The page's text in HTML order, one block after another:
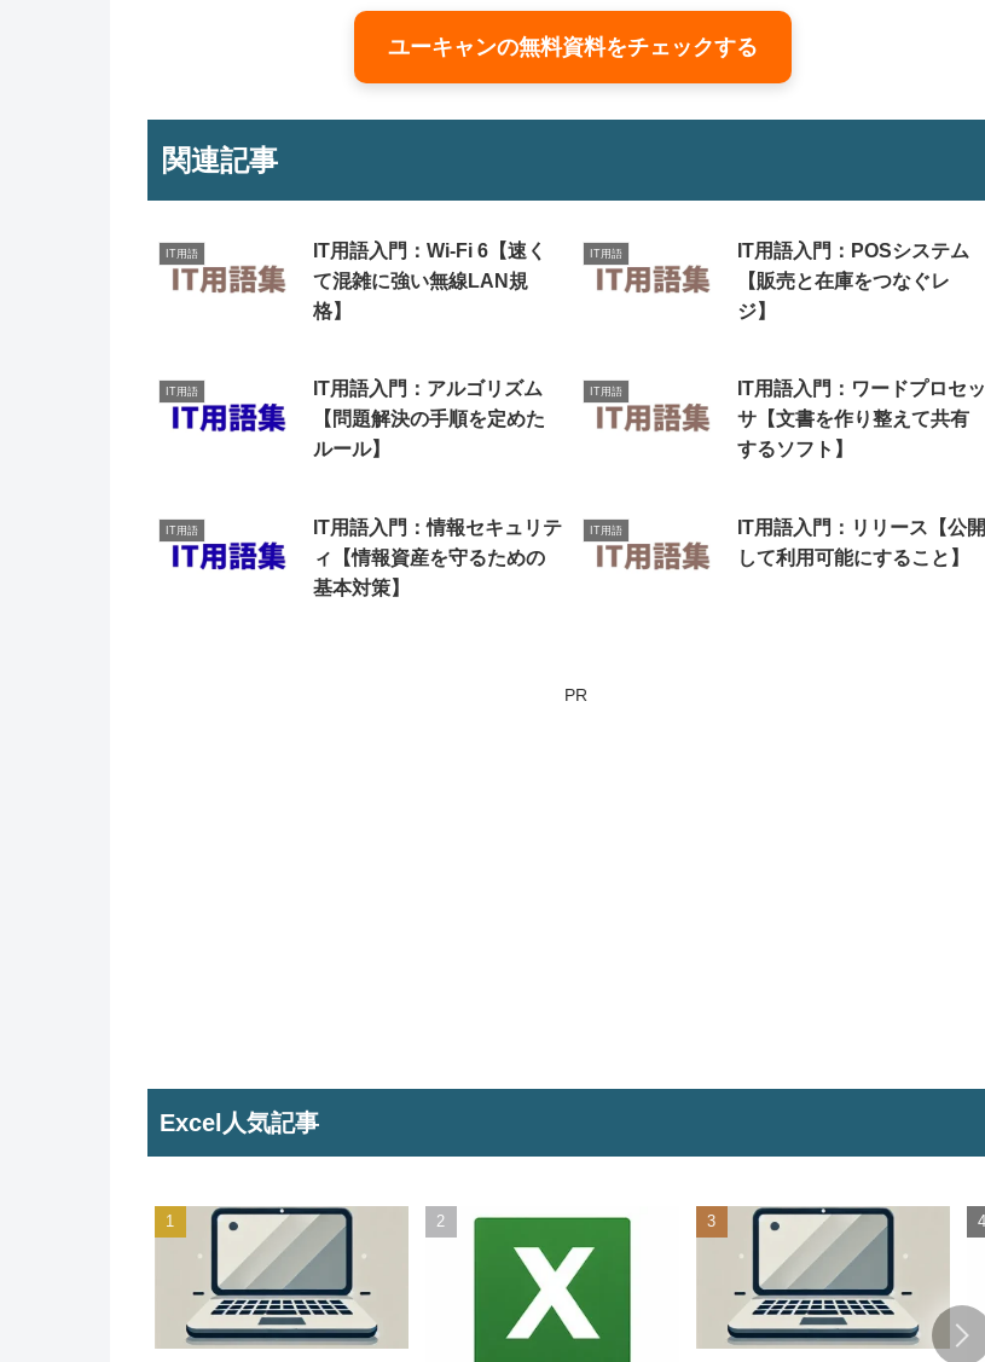
ユーキャンの無料資料をチェックする
関連記事
IT用語
IT用語入門：Wi-Fi 6【速く
て混雑に強い無線LAN規
格】
IT用語
IT用語入門：POSシステム
【販売と在庫をつなぐレ
ジ】
IT用語
IT用語入門：アルゴリズム
【問題解決の手順を定めた
ルール】
IT用語
IT用語入門：ワードプロセッ
サ【文書を作り整えて共有
するソフト】
IT用語
IT用語入門：情報セキュリテ
ィ【情報資産を守るための
基本対策】
IT用語
IT用語入門：リリース【公開
して利用可能にすること】
PR
Excel人気記事